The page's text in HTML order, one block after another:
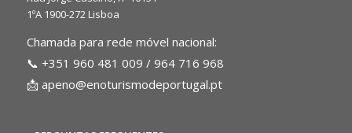
1ºA 1900-272 Lisboa
Chamada para rede móvel nacional:
📞 +351 960 481 009 / 964 716 968
📩 apeno@enoturismodeportugal.pt